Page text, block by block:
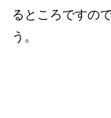
るところですの
う。